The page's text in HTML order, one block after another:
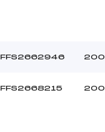
FFS2662946
FFS2668215